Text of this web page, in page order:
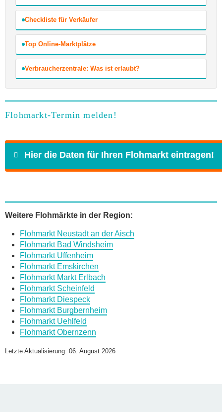
Checkliste für Verkäufer
Top Online-Marktplätze
Verbraucherzentrale: Was ist erlaubt?
Flohmarkt-Termin melden!
Hier die Daten für Ihren Flohmarkt eintragen!
E-Mail*
Daten des Flohmarkts
Name des Flohmarkts
Weitere Flohmärkte in der Region:
Flohmarkt Neustadt an der Aisch
Flohmarkt Bad Windsheim
Flohmarkt Uffenheim
Flohmarkt Emskirchen
Flohmarkt Markt Erlbach
Flohmarkt Scheinfeld
Flohmarkt Diespeck
Flohmarkt Burgbernheim
Flohmarkt Uehlfeld
Flohmarkt Obernzenn
Letzte Aktualisierung: 06. August 2026